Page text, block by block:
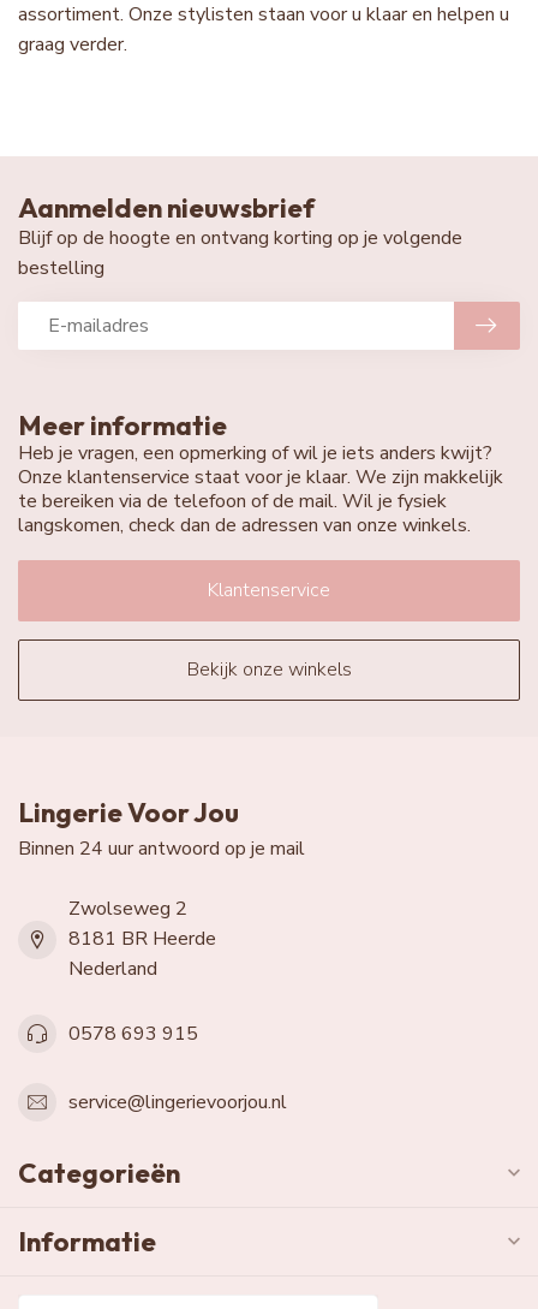
assortiment. Onze stylisten staan voor u klaar en helpen u
graag verder.
Meer informatie
Heb je vragen, een opmerking of wil je iets anders kwijt?
Onze klantenservice staat voor je klaar. We zijn makkelijk
te bereiken via de telefoon of de mail. Wil je fysiek
langskomen, check dan de adressen van onze winkels.
Klantenservice
Bekijk onze winkels
Aanmelden nieuwsbrief
Blijf op de hoogte en ontvang korting op je volgende
bestelling
Lingerie Voor Jou
Binnen 24 uur antwoord op je mail
Zwolseweg 2
8181 BR Heerde
Nederland
0578 693 915
service@lingerievoorjou.nl
Categorieën
Informatie